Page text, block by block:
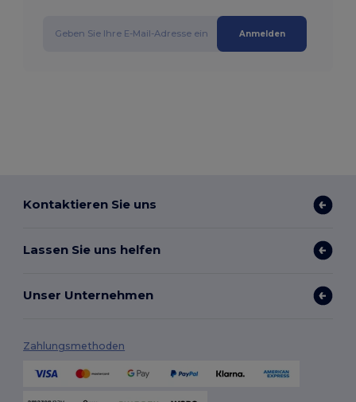
Anmelden
Kontaktieren Sie uns
Lassen Sie uns helfen
Unser Unternehmen
Zahlungsmethoden